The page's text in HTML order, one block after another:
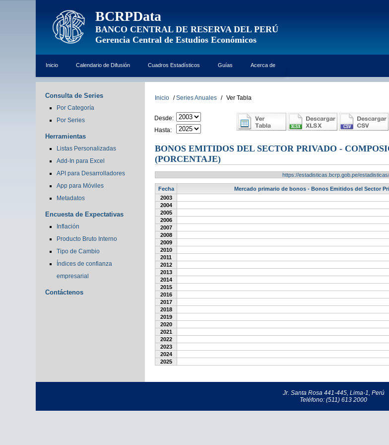
BCRPData
BANCO CENTRAL DE RESERVA DEL PERÚ
Gerencia Central de Estudios Económicos
Inicio Calendario de Difusión Cuadros Estadísticos Guías Acerca de
Consulta de Series
Por Categoría
Por Series
Herramientas
Listas Personalizadas
Add-In para Excel
API para Desarrolladores
App para Móviles
Metadatos
Encuesta de Expectativas
Inflación
Producto Bruto Interno
Tipo de Cambio
Índices de confianza
empresarial
Contáctenos
Inicio / Series Anuales / Ver Tabla
Desde:
Hasta:
BONOS EMITIDOS DEL SECTOR PRIVADO -
(PORCENTAJE)
https://estadisticas.bcrp.gob.pe/
Fecha
Mercado primario de bonos - Bonos Emitidos del Sector
2003
2004
2005
2006
2007
2008
2009
2010
2011
2012
2013
2014
2015
2016
2017
2018
2019
2020
2021
2022
2023
2024
2025
Jr. Santa Rosa 441-445, Lima-1, Perú
Teléfono: (511) 613 2000